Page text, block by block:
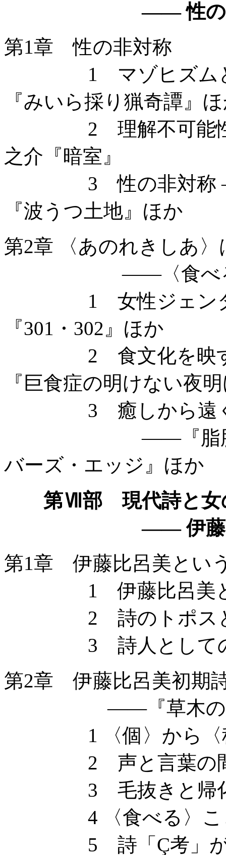
—— 性の非対
第1章 性の非対称
1 マゾヒズムとパ
『みいら採り猟奇譚』
2 理解不可能性と
之介『暗室』
3 性の非対称 ——
『波うつ土地』ほか
第2章 〈あのれきしあ〉
——〈食べる〉
1 女性ジェンダ
『301・302』ほか
2 食文化を映す
『巨食症の明けない夜
3 癒しから遠く
——『脂肪と言
バーズ・エッジ』ほか
第Ⅶ部 現代詩と女
—— 伊藤比
第1章 伊藤比呂美とい
1 伊藤比呂美と
2 詩のトポスと
3 詩人としての
第2章 伊藤比呂美初期
——『草木の空』
1 〈個〉から〈種
2 声と言葉の
3 毛抜きと帰化
4 〈食べる〉こ
5 詩「Ç考」がひ